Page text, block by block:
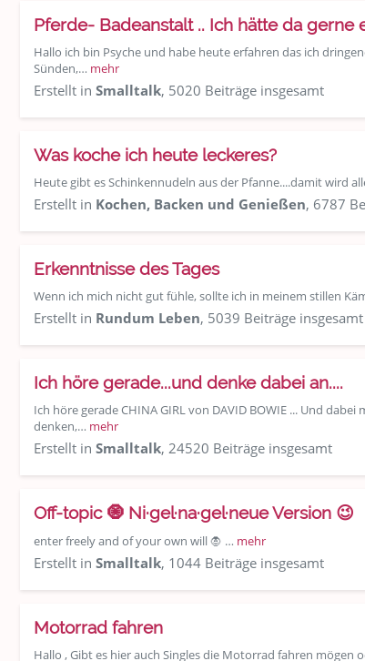
Pferde- Badeanstalt .. Ich hätte da gerne
Hallo ich bin Psyche und habe heute erfahren das ich
Sünden,… mehr
Erstellt in Smalltalk, 5020 Beiträge insgesamt
Was koche ich heute leckeres?
Heute gibt es Schinkennudeln aus der Pfanne....damit wird
Erstellt in Kochen, Backen und Genießen, 6787
Erkenntnisse des Tages
Wenn ich mich nicht gut fühle, sollte ich in meinem stillen
Erstellt in Rundum Leben, 5039 Beiträge insgesamt
Ich höre gerade...und denke dabei an....
Ich höre gerade CHINA GIRL von DAVID BOWIE ... Und
denken,… mehr
Erstellt in Smalltalk, 24520 Beiträge insgesamt
Off-topic 🧿 Ni·gel·na·gel·neue Version 😉
enter freely and of your own will 🧛 … mehr
Erstellt in Smalltalk, 1044 Beiträge insgesamt
Motorrad fahren
Hallo , Gibt es hier auch Singles die Motorrad fahren mögen